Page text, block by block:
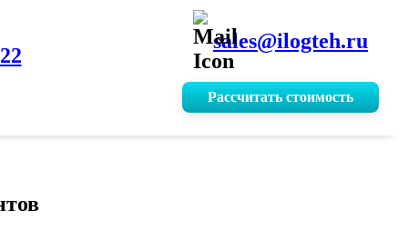
sales@ilogteh.ru
Рассчитать стоимость